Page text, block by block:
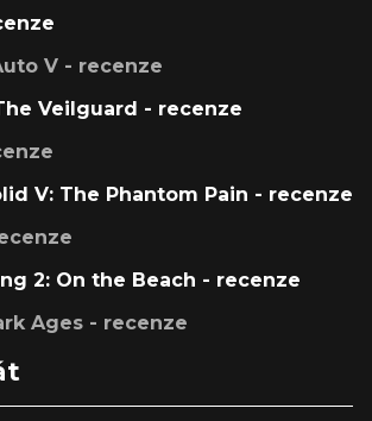
V - recenze
Veilguard - recenze
V: The Phantom Pain - recenze
2: On the Beach - recenze
Ages - recenze